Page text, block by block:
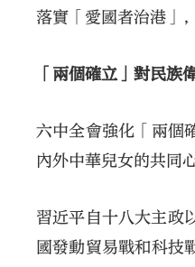
落實「愛國者治港」
「兩個確立」對民族
六中全會強化「兩個
內外中華兒女的共同心
習近平自十八大主政
國發動貿易戰和科技